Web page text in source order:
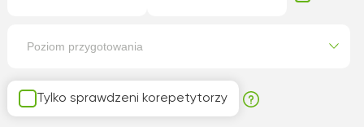
Tylko sprawdzeni korepetytorzy
Poziom przygotowania